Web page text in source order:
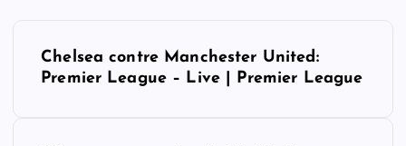
Chelsea contre Manchester United:
Premier League – Live | Premier League